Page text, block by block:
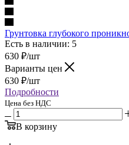
Грунтовка глубокого
Есть в наличии: 5
630 ₽/шт
Варианты цен
630 ₽/шт
Подробности
Цена без НДС
В корзину